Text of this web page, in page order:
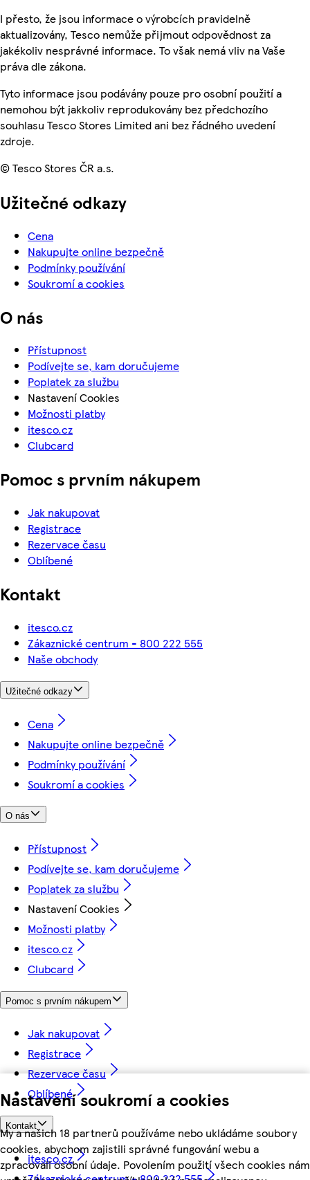
Nastavení soukromí a cookies
My a našich 18 partnerů používáme nebo ukládáme soubory
cookies, abychom zajistili správné fungování webu a
zpracovali osobní údaje. Povolením použití všech cookies nám
I přesto, že jsou informace o výrobcích pravidelně
aktualizovány, Tesco nemůže přijmout odpovědnost za
jakékoliv nesprávné informace. To však nemá vliv na Vaše
práva dle zákona.
Tyto informace jsou podávány pouze pro osobní použití a
nemohou být jakkoliv reprodukovány bez předchozího
souhlasu Tesco Stores Limited ani bez řádného uvedení
zdroje.
© Tesco Stores ČR a.s.
Užitečné odkazy
Cena
Nakupujte online bezpečně
Podmínky používání
Soukromí a cookies
O nás
Přístupnost
Podívejte se, kam doručujeme
Poplatek za službu
Nastavení Cookies
Možnosti platby
itesco.cz
Clubcard
Pomoc s prvním nákupem
Jak nakupovat
Registrace
Rezervace času
Oblíbené
Kontakt
itesco.cz
Zákaznické centrum - 800 222 555
Naše obchody
Užitečné odkazy
Cena
Nakupujte online bezpečně
Podmínky používání
Soukromí a cookies
O nás
Přístupnost
Podívejte se, kam doručujeme
Poplatek za službu
Nastavení Cookies
Možnosti platby
itesco.cz
Clubcard
Pomoc s prvním nákupem
Jak nakupovat
Registrace
Rezervace času
Oblíbené
Kontakt
itesco.cz